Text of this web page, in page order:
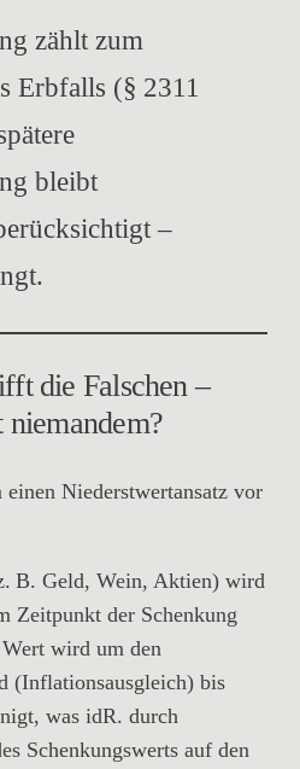
zählt zum
Erbfalls (§ 2311
bleibt
–
die Falschen –
einen Niederstwertansatz vor
B. Geld, Wein, Aktien) wird
Zeitpunkt der Schenkung
wird um den
(Inflationsausgleich) bis
was idR. durch
Schenkungswerts auf den